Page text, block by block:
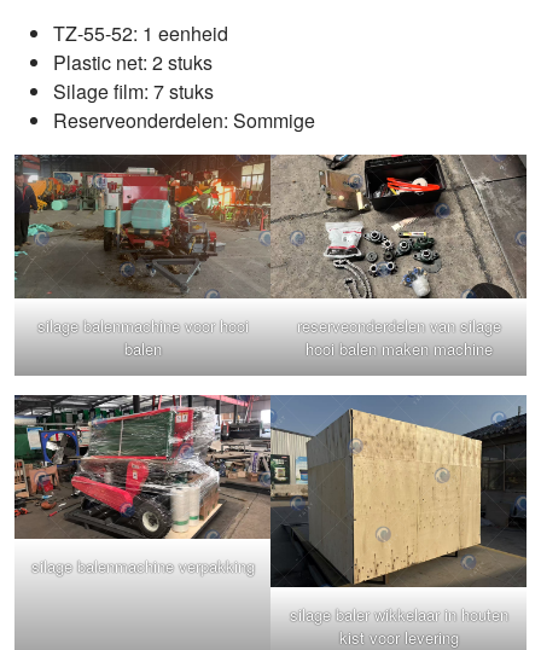
TZ-55-52: 1 eenheid
Plastic net: 2 stuks
Silage film: 7 stuks
Reserveonderdelen: Sommige
silage balenmachine voor hooi
balen
reserveonderdelen van silage
hooi balen maken machine
silage balenmachine verpakking
silage baler wikkelaar in houten
kist voor levering